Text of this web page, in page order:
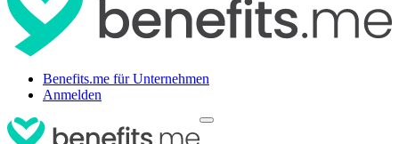
Benefits.me für Unternehmen
Anmelden